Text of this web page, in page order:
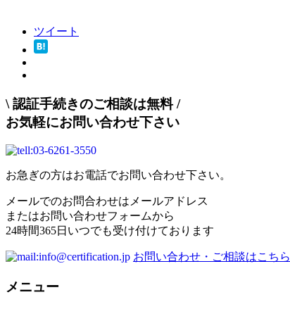
ツイート
\ 認証手続きのご相談は無料/
お気軽にお問い合わせ下さい
お急ぎの方はお電話でお問い合わせ下さい。
メールでのお問合わせはメールアドレス
またはお問い合わせフォームから
24時間365日いつでも受け付けております
お問い合わせ・ご相談はこちら
メニュー